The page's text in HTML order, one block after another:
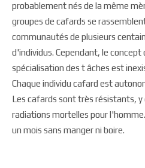
probablement nés de la même
groupes de cafards se
communautés de plusieurs
d'individus. Cependant, le concept
spécialisation des t âches est
Chaque individu cafard est
Les cafards sont très résistants, y
radiations mortelles pour
un mois sans manger ni boire.